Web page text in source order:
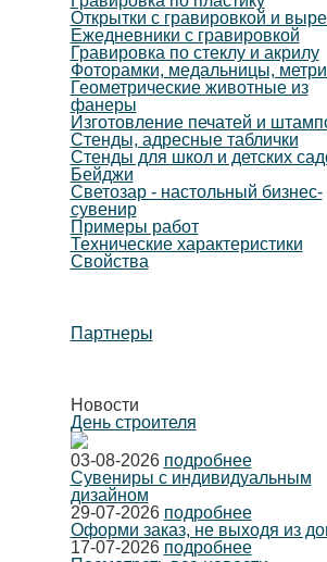
Открытки с гравировкой и
Ежедневники с гравировкой
Гравировка по стеклу и акрилу
Фоторамки, медальницы,
Геометрические животные из
фанеры
Изготовление печатей и
Стенды, адресные таблички
Стенды для школ и детских
Бейджи
Светозар - настольный бизнес-
сувенир
Примеры работ
Технические характеристики
Свойства
Партнеры
Новости
День строителя
03-08-2026 подробнее
Сувениры с индивидуальным
дизайном
29-07-2026 подробнее
Оформи заказ, не выходя из
17-07-2026 подробнее